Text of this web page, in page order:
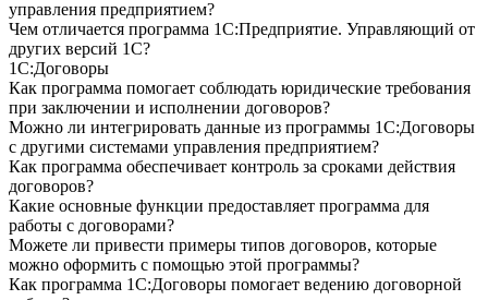
управления предприятием?
Чем отличается программа 1С:Предприятие. Управляющий от
других версий 1С?
1С:Договоры
Как программа помогает соблюдать юридические требования
при заключении и исполнении договоров?
Можно ли интегрировать данные из программы 1С:Договоры
с другими системами управления предприятием?
Как программа обеспечивает контроль за сроками действия
договоров?
Какие основные функции предоставляет программа для
работы с договорами?
Можете ли привести примеры типов договоров, которые
можно оформить с помощью этой программы?
Как программа 1С:Договоры помогает ведению договорной